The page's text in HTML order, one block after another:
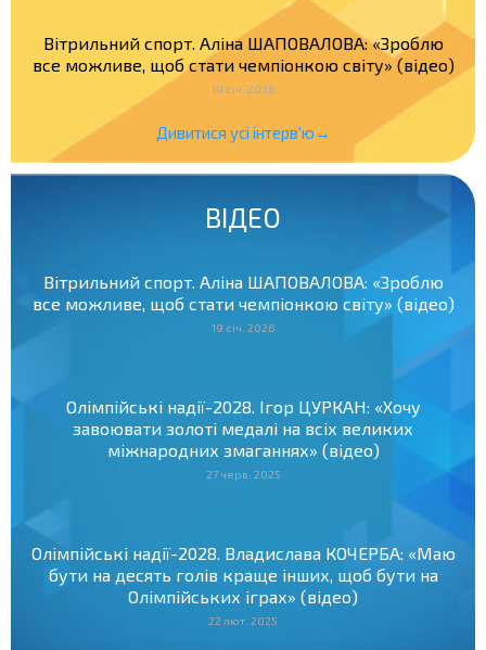
Вітрильний спорт. Аліна ШАПОВАЛОВА: «Зроблю
все можливе, щоб стати чемпіонкою світу» (відео)
19 січ. 2026
Дивитися усі інтерв'ю→
ВІДЕО
Вітрильний спорт. Аліна ШАПОВАЛОВА: «Зроблю
все можливе, щоб стати чемпіонкою світу» (відео)
19 січ. 2026
Олімпійські надії-2028. Ігор ЦУРКАН: «Хочу
завоювати золоті медалі на всіх великих
міжнародних змаганнях» (відео)
27 черв. 2025
Олімпійські надії-2028. Владислава КОЧЕРБА: «Маю
бути на десять голів краще інших, щоб бути на
Олімпійських іграх» (відео)
22 лют. 2025